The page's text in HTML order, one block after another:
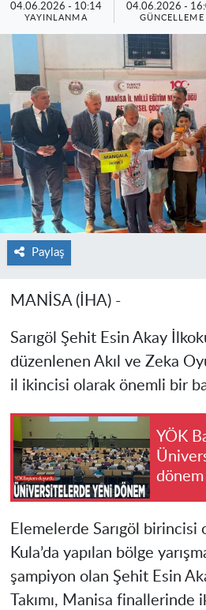
04.06.2026 - 10:14
YAYINLANMA
04.06.2026 -
GÜNCELLEME
Paylaş
MANİSA (İHA) -
Sarıgöl Şehit Esin Akay
düzenlenen Akıl ve Zeka
il ikincisi olarak önemli bir
YÖK
dönem
Elemelerde Sarıgöl birincisi
Kula’da yapılan bölge
şampiyon olan Şehit Esin
Takımı, Manisa